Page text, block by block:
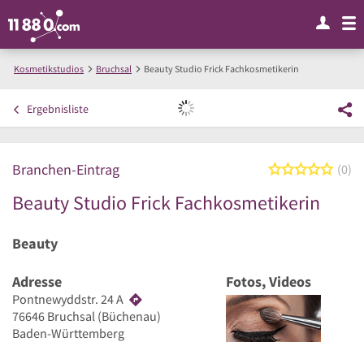
Kosmetikstudios Bruchsal Beauty Studio Frick Fachkosmetikerin
Ergebnisliste
Branchen-Eintrag 00
Beauty Studio Frick Fachkosmetikerin
Beauty
Adresse
Pontnewyddstr. 24 A
76646 Bruchsal (Büchenau)
Baden-Württemberg
Fotos, Videos